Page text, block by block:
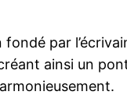
par
ainsi un